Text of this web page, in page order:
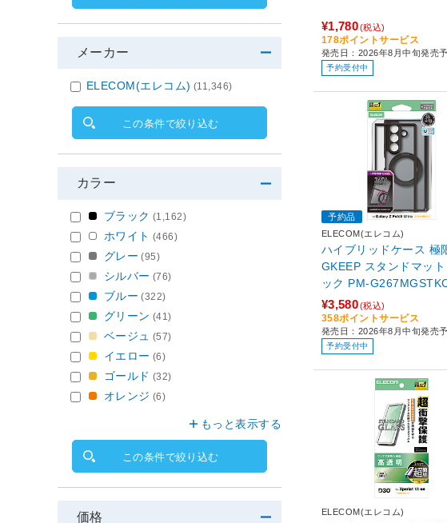
¥1,780(税込)
178ポイントサービス
発売日：2026年8月中旬発売
予約受付中
予約品
ELECOM(エレコム)
ハイブリッドケース 極
GKEEP スタンドマット ブラ
ック PM-
¥3,580(税込)
358ポイントサービス
発売日：2026年8月中旬発売
予約受付中
ELECOM(エレコム)
メーカー
ELECOM(エレコム) (11,346)
この条件で絞り込む
カラー
ブラック (1,162)
ホワイト (466)
グレー (95)
シルバー (76)
ブルー (322)
グリーン (41)
ベージュ (57)
イエロー (6)
ゴールド (32)
オレンジ (6)
もっと表示する
この条件で絞り込む
価格